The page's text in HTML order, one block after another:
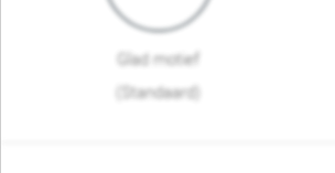
Glad motief
(Standaard)